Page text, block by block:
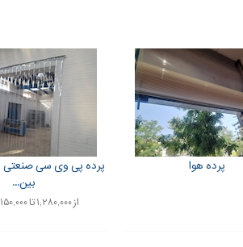
پرده هوا
پرده پی وی سی صنعتی
بین...
از ۱,۲۸۰,۰۰۰ تا ۲,۱۵۰,۰۰۰ تومان